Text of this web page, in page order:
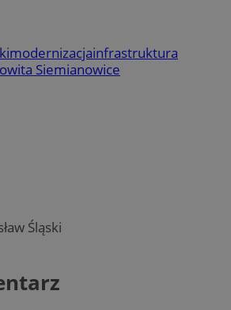
modernizacjainfrastruktura
Siemianowice
Śląski